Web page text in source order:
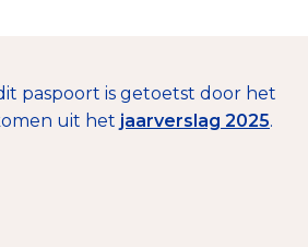
paspoort is getoetst door het
uit het jaarverslag 2025.